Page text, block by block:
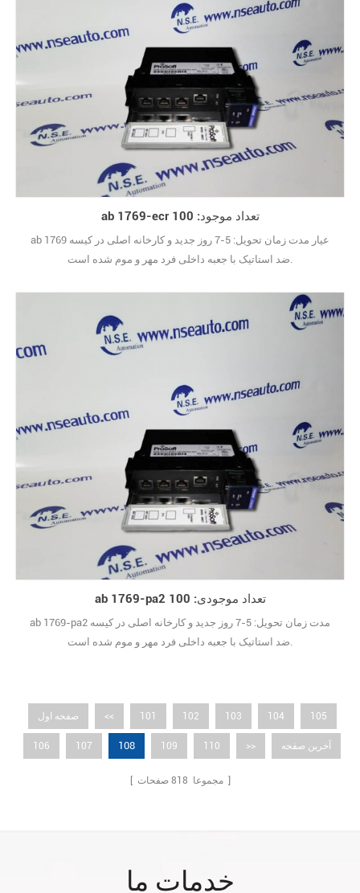
ab 1769-ecr تعداد موجود: 100
ab 1769 عیار مدت زمان تحویل: 5-7 روز جدید و کارخانه اصلی در کیسه
ضد استاتیک با جعبه داخلی فرد مهر و موم شده است.
ab 1769-pa2 تعداد موجودی: 100
ab 1769-pa2 مدت زمان تحویل: 5-7 روز جدید و کارخانه اصلی در کیسه
ضد استاتیک با جعبه داخلی فرد مهر و موم شده است.
صفحه اول << 101 102 103 104 105
106 107 108 109 110 >> آخرین صفحه
[ مجموعا 818 صفحات ]
خدمات ما